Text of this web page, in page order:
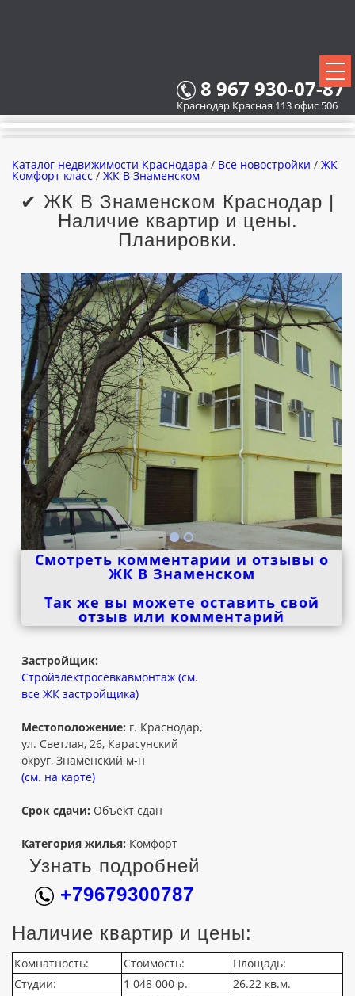
8 967 930-07-87
Краснодар Красная 113 офис 506
ВСЕ НОВОСТРОЙКИ
ЗАСТРОЙЩИКИ
ВСЕ КОТТЕДЖНЫЕ ПОСЕЛКИ
Каталог недвижимости Краснодара / Все новостройки / ЖК
Комфорт класс / ЖК В Знаменском
✔ ЖК В Знаменском Краснодар |
Наличие квартир и цены.
Планировки.
Смотреть комментарии и отзывы о
ЖК В Знаменском
Так же вы можете оставить свой
отзыв или комментарий
Застройщик:
Стройэлектросевкавмонтаж (см.
все ЖК застройщика)
Местоположение: г. Краснодар,
ул. Светлая, 26, Карасунский
округ, Знаменский м-н
(см. на карте)
Срок сдачи: Объект сдан
Категория жилья: Комфорт
Узнать подробней
+79679300787
Наличие квартир и цены:
Комнатность: Стоимость:
Площадь:
Студии:
1 048 000 р.
26.22 кв.м.